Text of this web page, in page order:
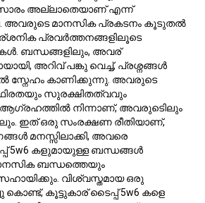
അർത്ഥവത്തായ ബന്ധങ്ങൾ
പ്രവർത്തനങ്ങളിൽ ഏർപ്പെടൽ
അവരുടെ ക്ഷേമത്തിന്റെ എല്ലാ
5w6s കൂടുതൽ തുല്യവും
നയിക്കാം.
ഉൾക്കാഴ്ചകൾ:
പാതകൾ
ചെയ്യുക
5w6 ന്റെ പ്രൊഫഷണൽ ലാൻഡ്‌സ്‌കേപ്പ്
അവരുടെ വിശകലന കഴിവുകൾ,